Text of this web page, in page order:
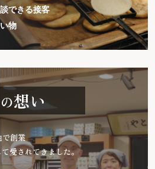
できる接客
物
の想い
で創業
愛されてきました。